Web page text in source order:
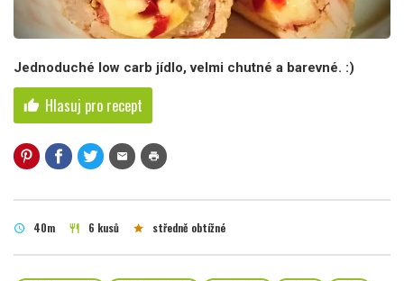
Jednoduché low carb jídlo, velmi chutné a barevné. :)
thumb_up Hlasuj pro recept
mail print
schedule 40m restaurant 6 kusů star středně obtížné